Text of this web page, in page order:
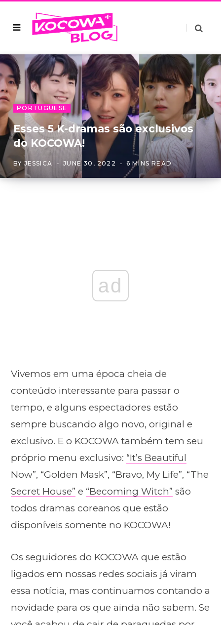
PORTUGUESE
Esses 5 K-dramas são exclusivos
do KOCOWA!
BY JESSICA JUNE 30, 2022 6 MINS READ
ad
Vivemos em uma época cheia de
conteúdo interessante para passar o
tempo, e alguns espectadores estão
sempre buscando algo novo, original e
exclusivo. E o KOCOWA também tem seu
próprio menu exclusivo: “It’s Beautiful
Now”, “Golden Mask”, “Bravo, My Life”, “The
Secret House” e “Becoming Witch” são
todos dramas coreanos que estão
disponíveis somente no KOCOWA!
Os seguidores do KOCOWA que estão
ligados em nossas redes sociais já viram
essa notícia, mas continuamos contando a
novidade para os que ainda não sabem. Se